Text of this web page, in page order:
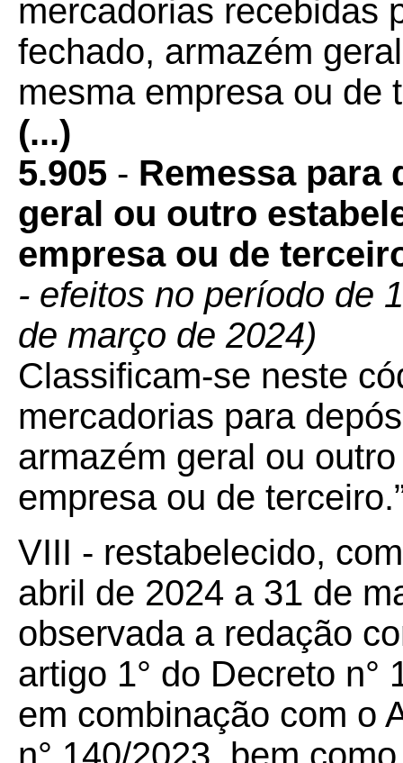
mercadorias recebidas
fechado, armazém
mesma empresa ou de
(...)
5.905 - Remessa para
geral ou outro
empresa ou de
- efeitos no período de 1
de março de 2024)
Classificam-se neste
mercadorias para
armazém geral ou
empresa ou de
VIII - restabelecido,
abril de 2024 a 31 de
observada a redação
artigo 1° do Decreto n°
em combinação com o
n° 140/2023, bem